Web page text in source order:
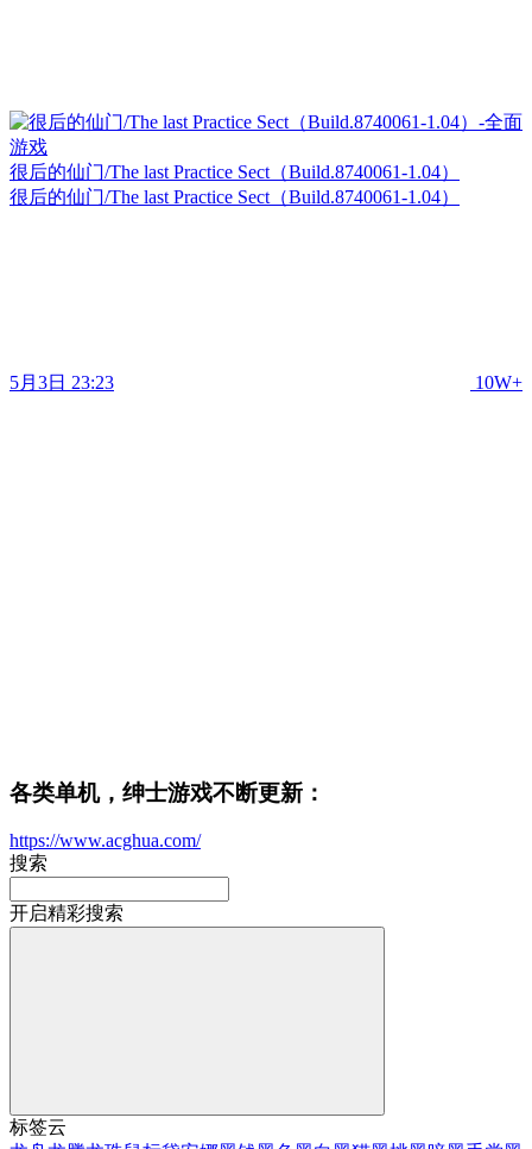
很后的仙门/The last Practice Sect（Build.8740061-1.04）
很后的仙门/The last Practice Sect（Build.8740061-1.04）
5月3日 23:23 10W+
各类单机，绅士游戏不断更新：
https://www.acghua.com/
搜索
开启精彩搜索
标签云